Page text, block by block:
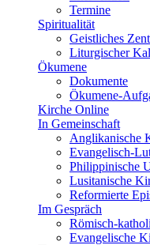
Termine
Spiritualität
Geistliches
Liturgischer
Ökumene
Dokumente
Ökumene-
Kirche Online
In Gemeinschaft
Anglikanische
Evangelisch-
Philippinische
Lusitanische
Reformierte
Im Gespräch
Römisch-
Evangelische